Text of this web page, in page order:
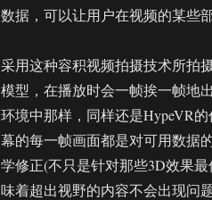
数据，可以让用户在视频的某些
采用这种容积视频拍摄技术所拍
模型，在播放时会一帧挨一帧地
环境中那样，同样还是HypeVR
幕的每一帧画面都是对可用数据
学修正(不只是针对那些3D效果
味着超出视野的内容不会出现问